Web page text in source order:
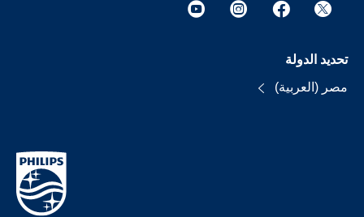
تحديد الدولة
مصر (العربية)